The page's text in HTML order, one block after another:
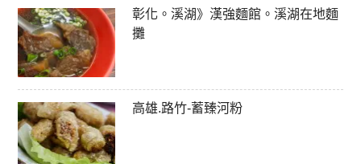
彰化。溪湖》漢強麵館。溪湖在地麵
攤
高雄.路竹-蓄臻河粉